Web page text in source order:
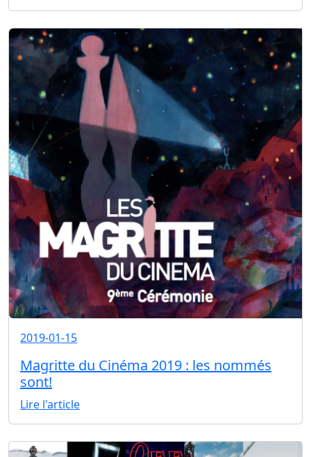
2019-01-15
Magritte du Cinéma 2019 : les nommés
sont!
Lire l'article